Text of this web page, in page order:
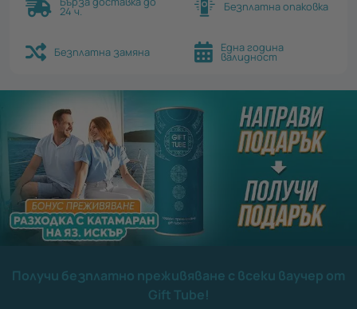
24 ч. Безплатна опаковка
Безплатна замяна Една година
валидност
Получи безплатно преживяване с всеки ваучер от
Gift Tube!